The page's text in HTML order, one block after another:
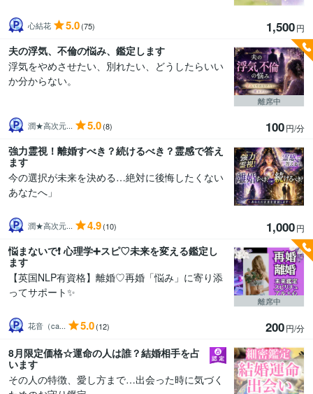
心結花 5.0(75) 1,500円
夫の浮気、不倫の悩み、鑑定します
浮気をやめさせたい、別れたい、どうしたらいい
か分からない。
潤★高次元... 5.0(8) 100円/分
離席中
強力霊視！離婚すべき？続けるべき？霊感で答え
ます
今の選択が未来を決める…絶対に後悔したくない
あなたへ」
潤★高次元... 4.9(10) 1,000円
悩まないで❗ 心理学➕スピ♡未来を変える鑑定し
ます
【英国NLP有資格】離婚♡再婚「悩み」に寄り添
ってサポート✨
花音（ca... 5.0(12) 200円/分
離席中
8月限定価格☆運命の人は誰？結婚相手を占
います
その人の特徴、愛し方まで…出会った時に気づく